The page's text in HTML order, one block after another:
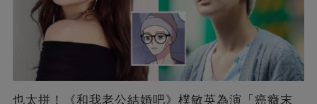
也太拼！《和我老公結婚吧》樸敏英為演「癌癥末